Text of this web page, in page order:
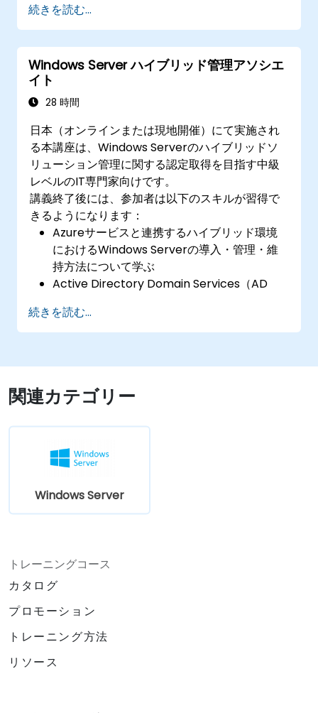
能やストレージ、ネットワークサービスを構
築する。
リモートデスクトップ、IIS、WSUSなど各種
サーバーロールの安全確保および管理を行
続きを読む...
Windows Server ハイブリッド管理アソシエ
イト
28 時間
日本（オンラインまたは現地開催）にて実施され
る本講座は、Windows Serverのハイブリッドソ
リューション管理に関する認定取得を目指す中級
レベルのIT専門家向けです。
講義終了後には、参加者は以下のスキルが習得で
きるようになります：
Azureサービスと連携するハイブリッド環境
におけるWindows Serverの導入・管理・維
持方法について学ぶ
Active Directory Domain Services（AD
環境内のID情報をAzure Active
Directory（Azure AD）へ同期させる仕組み
ハイブリッド構成向けにWindows Server上
でHyper-Vやネットワーク機能、ストレージ
ソリューションの設定を行う方法を習得する
解する
続きを読む...
関連カテゴリー
Windows Server
トレーニングコース
カタログ
プロモーション
トレーニング方法
リソース